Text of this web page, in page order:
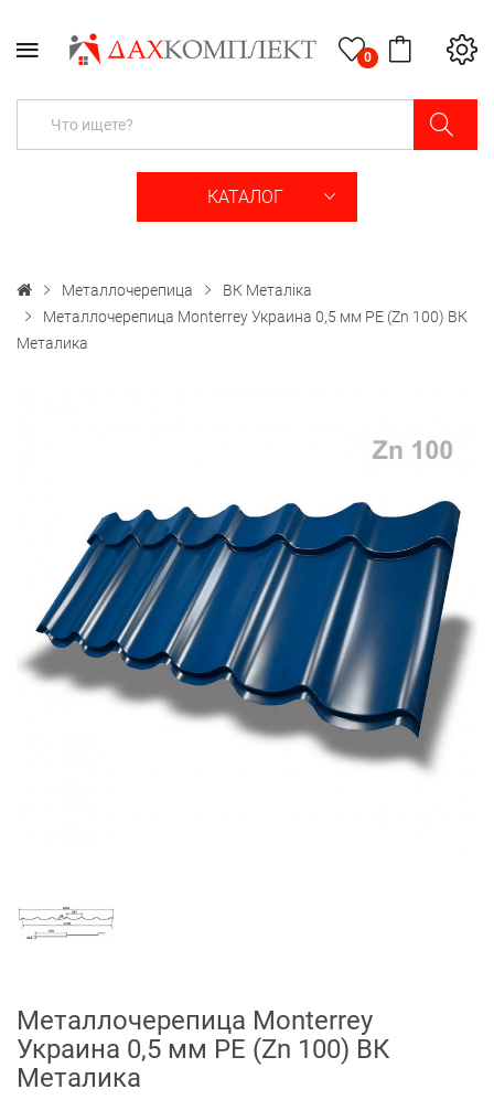
0
КАТАЛОГ
Металлочерепица
ВК Металіка
Металлочерепица Monterrey Украина 0,5 мм PE (Zn 100) ВК
Металика
Металлочерепица Monterrey
Украина 0,5 мм PE (Zn 100) ВК
Металика